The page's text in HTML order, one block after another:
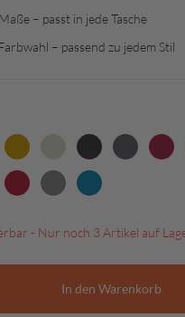
– passt in jede Tasche
– passend zu jedem Stil
Curry MarmorGraphitAnthrazit
Pink
MohnrotHellgrauPetrol
- Nur noch 3 Artikel auf
In den Warenkorb